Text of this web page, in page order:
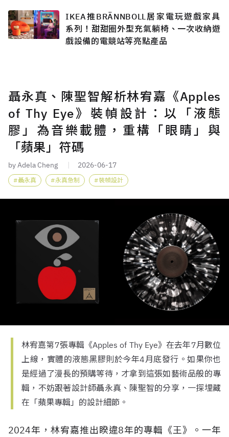
IKEA推BRÄNNBOLL居家電玩遊戲家具
系列！甜甜圈外型充氣躺椅、一次收納遊
戲設備的電競站等亮點產品
聶永真、陳聖智解析林宥嘉《Apples
of Thy Eye》裝幀設計：以「液態
膠」為音樂載體，重構「眼睛」與
「蘋果」符碼
by Adela Cheng 2026-06-17
聶永真 永真急制 裝幀設計
林宥嘉第7張專輯《Apples of Thy Eye》在去年7月數位
上線，實體的液態黑膠則於今年4月底發行。如果你也
是經過了漫長的預購等待，才拿到這張如藝術品般的專
輯，不妨跟著設計師聶永真、陳聖智的分享，一探埋藏
在「蘋果專輯」的設計細節。
2024年，林宥嘉推出睽違8年的專輯《王》。一年